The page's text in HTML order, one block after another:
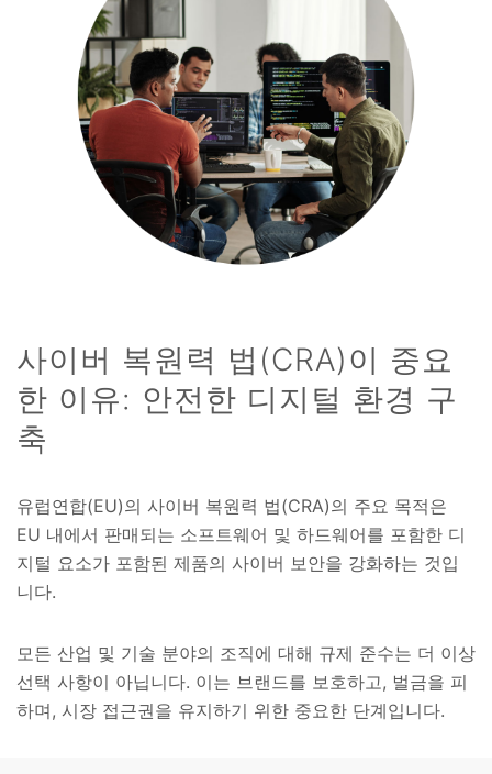
사이버 복원력 법(CRA)이 중요
한 이유: 안전한 디지털 환경 구
축
유럽연합(EU)의 사이버 복원력 법(CRA)의 주요 목적은
EU 내에서 판매되는 소프트웨어 및 하드웨어를 포함한 디
지털 요소가 포함된 제품의 사이버 보안을 강화하는 것입
니다.
모든 산업 및 기술 분야의 조직에 대해 규제 준수는 더 이상
선택 사항이 아닙니다. 이는 브랜드를 보호하고, 벌금을 피
하며, 시장 접근권을 유지하기 위한 중요한 단계입니다.